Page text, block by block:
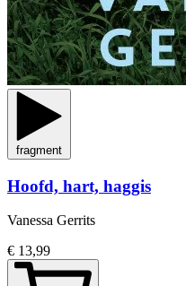
fragment
Hoofd, hart, haggis
Vanessa Gerrits
€ 13,99